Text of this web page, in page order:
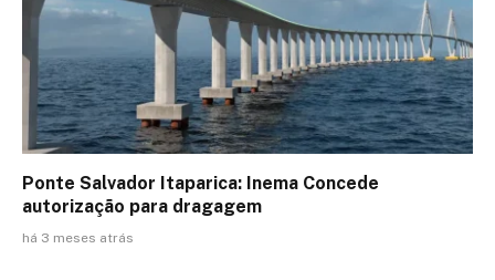
Ponte Salvador Itaparica: Inema Concede
autorização para dragagem
há 3 meses atrás